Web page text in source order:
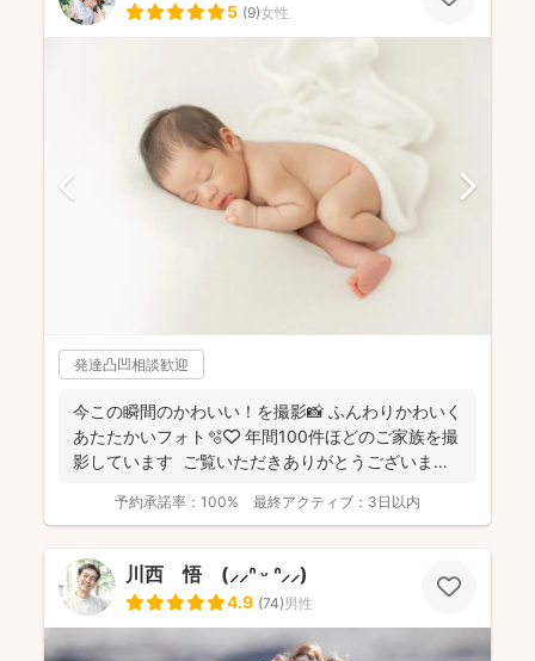
5 (9)女性
発達凸凹相談歓迎
今この瞬間のかわいい！を撮影📸 ふんわりかわいく
あたたかいフォト🫧🤍 年間100件ほどのご家族を撮
影しています ご覧いただきありがとうございま
予約承諾率： 100% 最終アクティブ： 3日以内
川西 悟 (⸝⸝ᐢ ᵕ ᐢ⸝⸝)
4.9 (74)男性